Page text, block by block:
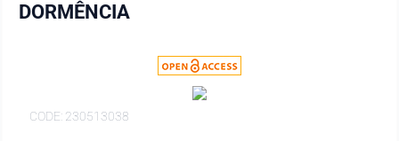
DORMÊNCIA
CODE: 230513038